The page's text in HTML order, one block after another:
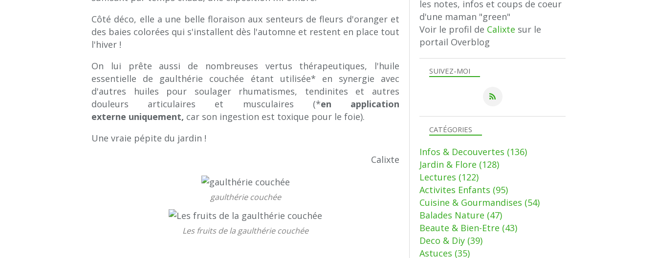
Côté déco, elle a une belle floraison aux senteurs de fleurs d'oranger et
des baies colorées qui s'installent dès l'automne et restent en place tout
l'hiver !
On lui prête aussi de nombreuses vertus thérapeutiques, l'huile
essentielle de gaulthérie couchée étant utilisée* en synergie avec
d'autres huiles pour soulager rhumatismes, tendinites et autres
douleurs articulaires et musculaires (*en application
externe uniquement, car son ingestion est toxique pour le foie).
Une vraie pépite du jardin !
Calixte
gaulthérie couchée
Les fruits de la gaulthérie couchée
SUIVEZ-MOI
les notes, infos et coups de coeur
d'une maman "green"
Voir le profil de Calixte sur le
portail Overblog
CATÉGORIES
Infos & Decouvertes (136)
Jardin & Flore (128)
Lectures (122)
Activites Enfants (95)
Cuisine & Gourmandises (54)
Balades Nature (47)
Beaute & Bien-Etre (43)
Deco & Diy (39)
Astuces (35)